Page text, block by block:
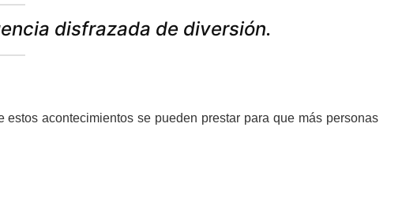
disfrazada de diversión.
estos acontecimientos se pueden prestar para que más personas